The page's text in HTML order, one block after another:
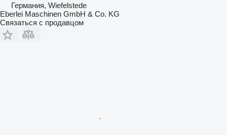
Германия, Wiefelstede
Eberlei Maschinen GmbH & Co. KG
Связаться с продавцом